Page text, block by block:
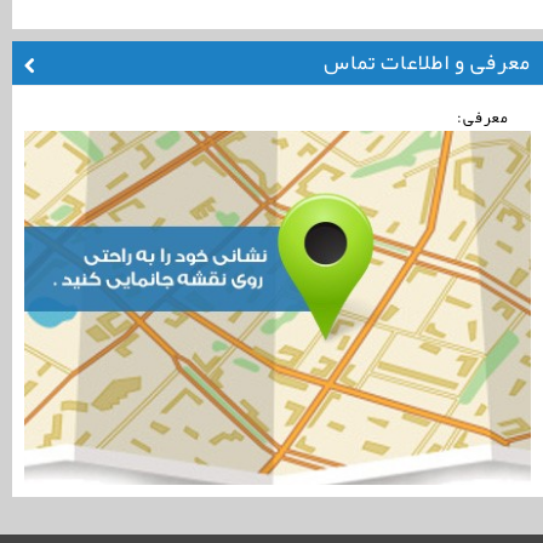
معرفی و اطلاعات تماس
معرفی: